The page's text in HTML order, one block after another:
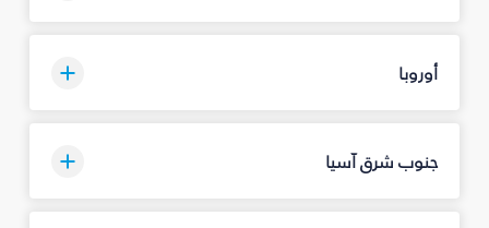
أوروبا
جنوب شرق آسيا